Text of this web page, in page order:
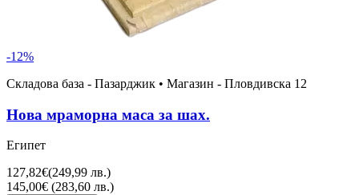
-12%
Складова база - Пазарджик • Магазин - Пловдивска 12
Нова мраморна маса за шах.
Египет
127,82€(249,99 лв.)
145,00€ (283,60 лв.)